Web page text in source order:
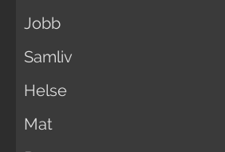
Jobb
Samliv
Helse
Mat